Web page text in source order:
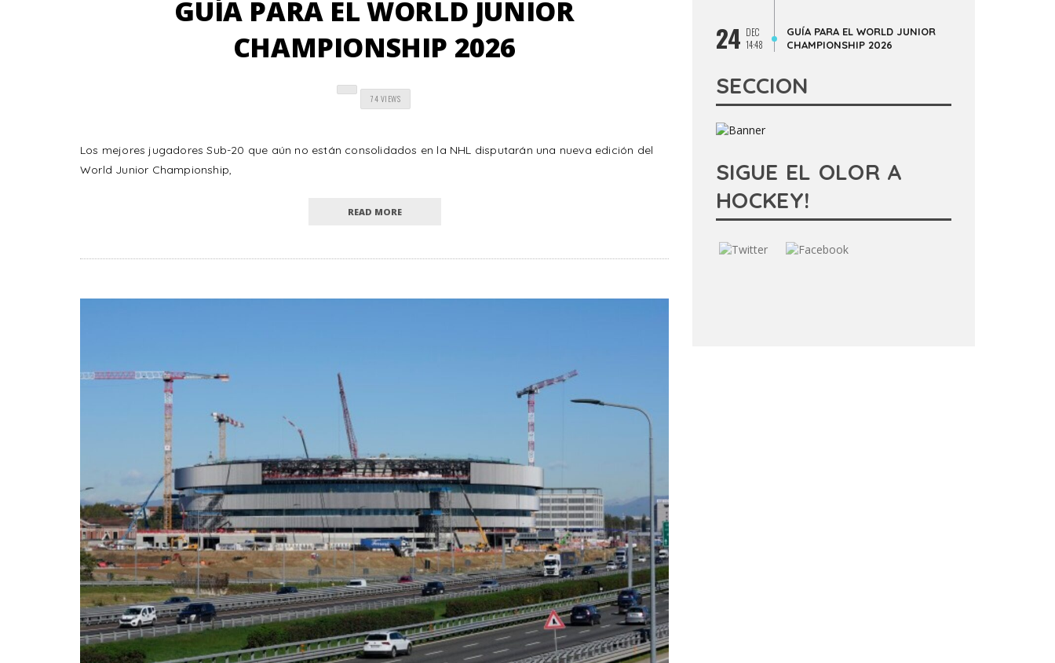
GUÍA PARA EL WORLD JUNIOR
CHAMPIONSHIP 2026
74 VIEWS
Los mejores jugadores Sub-20 que aún no están consolidados en la NHL disputarán una nueva edición del
World Junior Championship,
READ MORE
24 DEC
14:48
GUÍA PARA EL WORLD JUNIOR
CHAMPIONSHIP 2026
SECCION
SIGUE EL OLOR A
HOCKEY!